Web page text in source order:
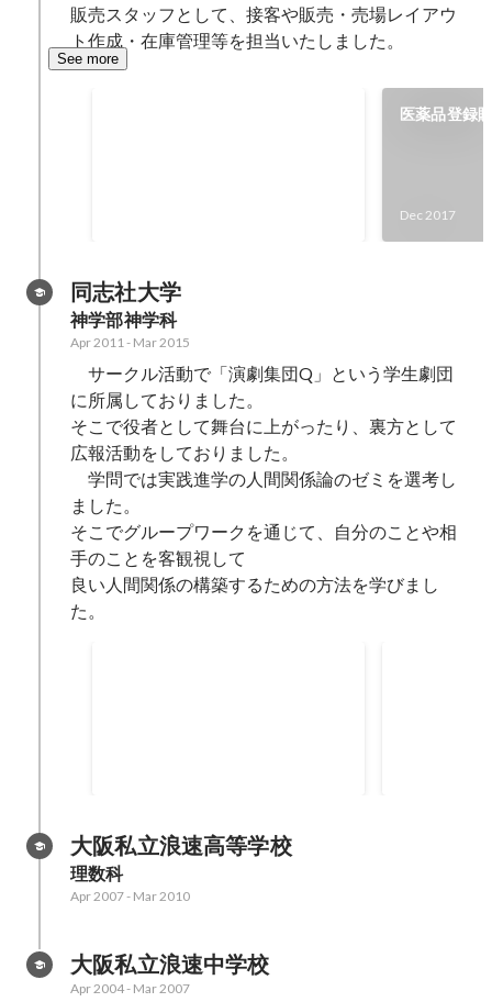
販売スタッフとして、接客や販売・売場レイアウ
ト作成・在庫管理等を担当いたしました。
See more
医薬品登録
Dec 2017
同志社大学
神学部神学科
Apr 2011- Mar 2015
サークル活動で「演劇集団Q」という学生劇団
に所属しておりました。
そこで役者として舞台に上がったり、裏方として
広報活動をしておりました。
学問では実践進学の人間関係論のゼミを選考し
ました。
そこでグループワークを通じて、自分のことや相
手のことを客観視して
良い人間関係の構築するための方法を学びまし
た。
大阪私立浪速高等学校
理数科
Apr 2007- Mar 2010
大阪私立浪速中学校
Apr 2004- Mar 2007